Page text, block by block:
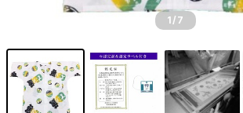
1/7